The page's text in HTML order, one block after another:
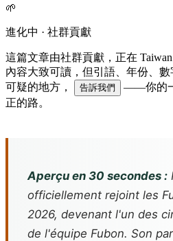
🌱
進化中 · 社群貢獻
這篇文章由社群貢獻，正在
內容大致可讀，但引語、年份、
可疑的地方，
告訴我們
——你的
正的路。
Aperçu en 30 secondes :
officiellement rejoint les
2026, devenant l'un des
de l'équipe Fubon. Son